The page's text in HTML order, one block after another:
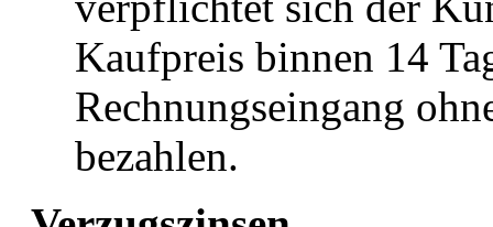
Kaufpreis binnen 14
Rechnungseingang
bezahlen.